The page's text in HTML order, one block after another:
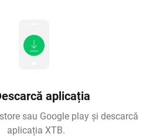
aplicația
sau Google play și descarcă
aplicația XTB.